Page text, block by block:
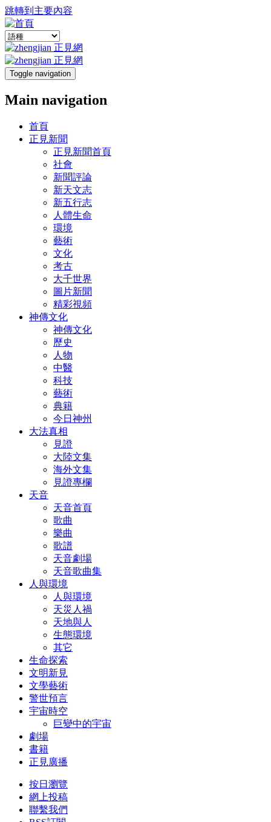
跳轉到主要內容
Toggle navigation
Main navigation
首頁
正見新聞
正見新聞首頁
社會
新聞評論
新天文志
新五行志
人體生命
環境
藝術
文化
考古
大千世界
圖片新聞
精彩視頻
神傳文化
神傳文化
歷史
人物
中醫
科技
藝術
典籍
今日神州
大法真相
見證
大陸文集
海外文集
見證專欄
天音
天音首頁
歌曲
樂曲
歌譜
天音劇場
天音歌曲集
人與環境
人與環境
天災人禍
天地與人
生態環境
其它
生命探索
文明新見
文學藝術
警世預言
宇宙時空
巨變中的宇宙
劇場
書籍
正見廣播
按日瀏覽
網上投稿
聯繫我們